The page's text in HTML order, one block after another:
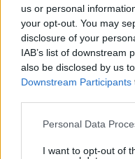
us or personal
your opt-out. You may
disclosure of your
IAB’s list of downstream
also be disclosed by us
Downstream Participants
Please note that this
not limited to your visit
Personal Data
I want to opt-out of